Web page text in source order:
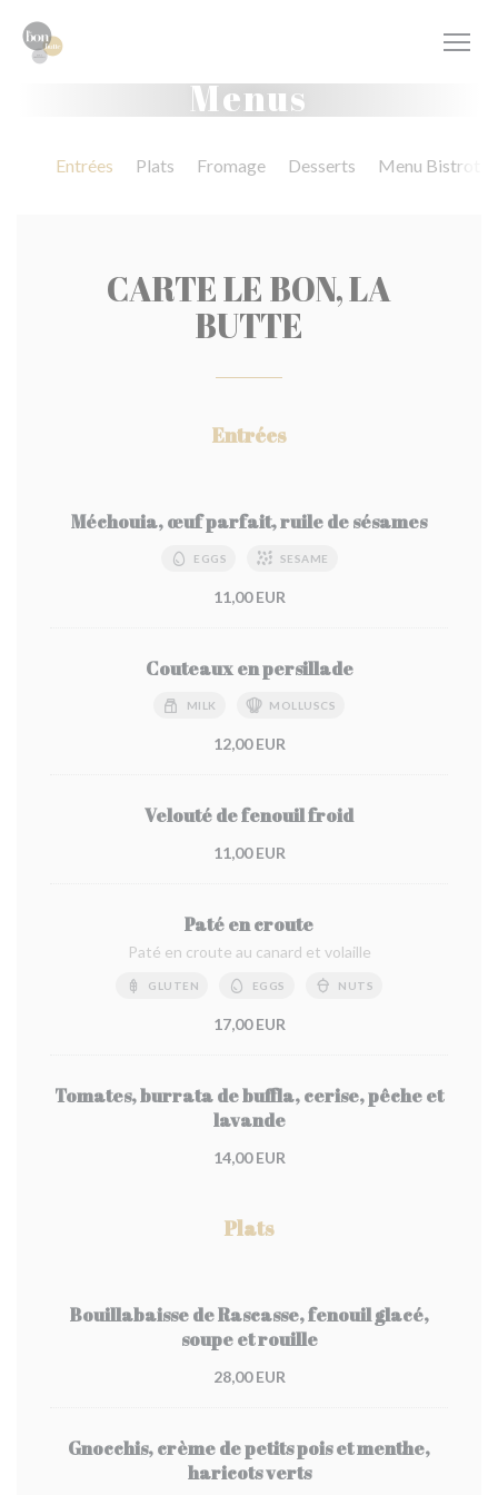
Menus
Entrées Plats Fromage Desserts Menu Bistrot
CARTE LE BON, LA
BUTTE
Entrées
Méchouia, œuf parfait, ruile de sésames
EGGS SESAME
11,00 EUR
Couteaux en persillade
MILK MOLLUSCS
12,00 EUR
Velouté de fenouil froid
11,00 EUR
Paté en croute
Paté en croute au canard et volaille
GLUTEN EGGS NUTS
17,00 EUR
Tomates, burrata de buffla, cerise, pêche et
lavande
14,00 EUR
Plats
Bouillabaisse de Rascasse, fenouil glacé,
soupe et rouille
28,00 EUR
Gnocchis, crème de petits pois et menthe,
haricots verts